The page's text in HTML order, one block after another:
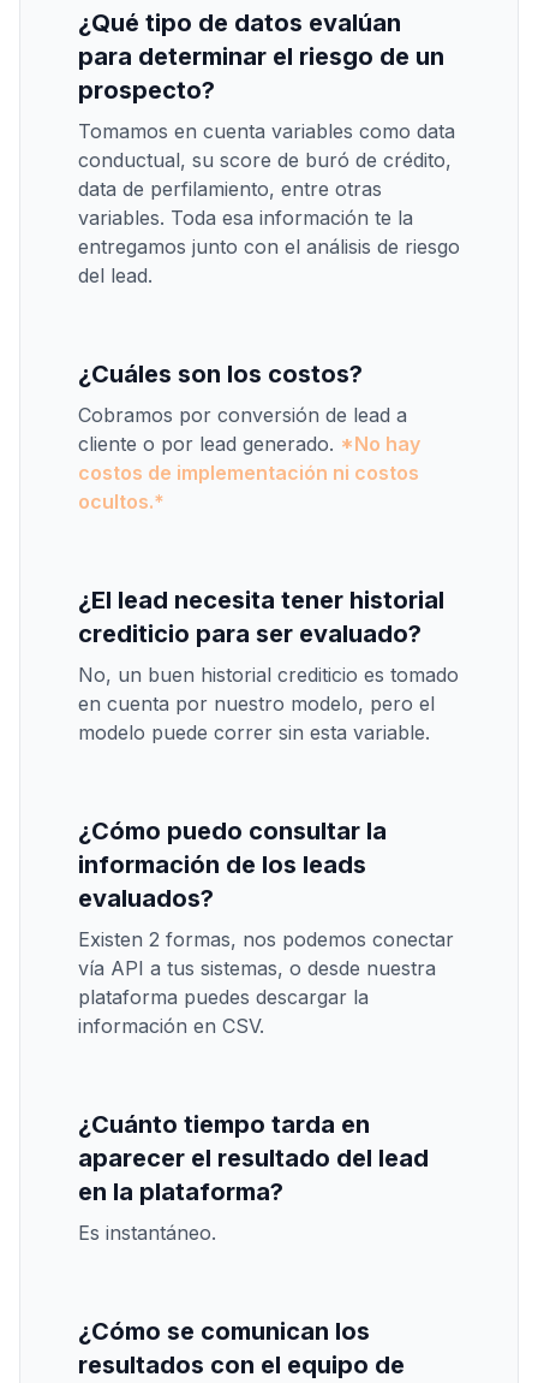
¿Qué tipo de datos evalúan
para determinar el riesgo de un
prospecto?
Tomamos en cuenta variables como data
conductual, su score de buró de crédito,
data de perfilamiento, entre otras
variables. Toda esa información te la
entregamos junto con el análisis de riesgo
del lead.
¿Cuáles son los costos?
Cobramos por conversión de lead a
cliente o por lead generado. *No hay
costos de implementación ni costos
ocultos.*
¿El lead necesita tener historial
crediticio para ser evaluado?
No, un buen historial crediticio es tomado
en cuenta por nuestro modelo, pero el
modelo puede correr sin esta variable.
¿Cómo puedo consultar la
información de los leads
evaluados?
Existen 2 formas, nos podemos conectar
vía API a tus sistemas, o desde nuestra
plataforma puedes descargar la
información en CSV.
¿Cuánto tiempo tarda en
aparecer el resultado del lead
en la plataforma?
Es instantáneo.
¿Cómo se comunican los
resultados con el equipo de